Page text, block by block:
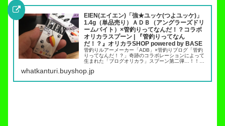
EIEN(エイエン)「強★ユッケ(つよユッケ)」
1.4g（単品売り）ＡＤＢ（アングラーズドリ
ームバイト）×管釣りってなんだ！？コラボ
オリカラスプーン | 『管釣りってなん
だ！？』オリカラSHOP powered by BASE
管釣りルアーメーカー「ADB」×管釣りブログ「管釣
りってなんだ！？」奇跡のコラボレーションによって
生まれた「ブログオリカラ」スプーン第二弾…！！
に汎用性が高く、使いやすいウェイトのTHE「...
whatkanturi.buyshop.jp